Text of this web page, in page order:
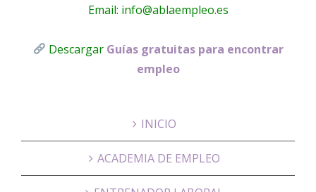
Email: info@ablaempleo.es
Descargar Guías gratuitas para encontrar
empleo
INICIO
ACADEMIA DE EMPLEO